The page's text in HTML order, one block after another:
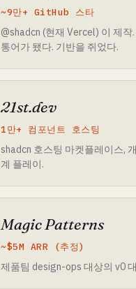
~9만+ GitHub 스타
@shadcn (현재 Vercel) 이 제
통어가 됐다. 기반을 쥐었다.
21st.dev
1만+ 컴포넌트 호스팅
shadcn 호스팅 마켓플레이스,
계 플레이.
Magic Patterns
~$5M ARR (추정)
제품팀 design-ops 대상의 v0